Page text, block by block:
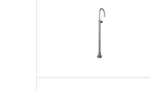
tijdloze uitstraling. Of je
glans, deze serie biedt
functioneel design en is